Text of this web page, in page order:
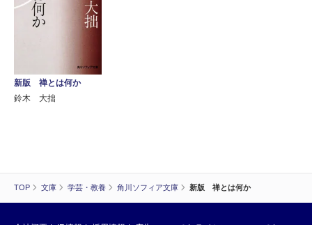
TOP 文庫 学芸・教養 角川ソフィア文庫 新版 禅とは何か
新版 禅とは何か
鈴木 大拙